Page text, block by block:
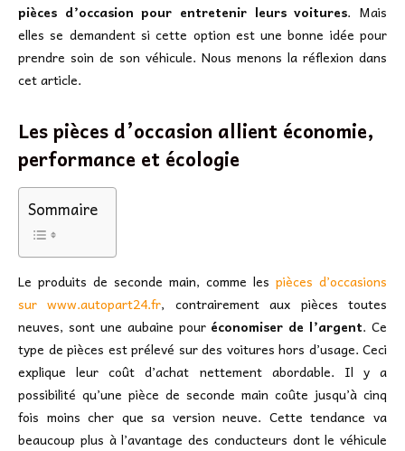
pièces d’occasion pour entretenir leurs voitures. Mais
elles se demandent si cette option est une bonne idée pour
prendre soin de son véhicule. Nous menons la réflexion dans
cet article.
Les pièces d’occasion allient économie,
performance et écologie
Sommaire
Le produits de seconde main, comme les pièces d’occasions
sur www.autopart24.fr, contrairement aux pièces toutes
neuves, sont une aubaine pour économiser de l’argent. Ce
type de pièces est prélevé sur des voitures hors d’usage. Ceci
explique leur coût d’achat nettement abordable. Il y a
possibilité qu’une pièce de seconde main coûte jusqu’à cinq
fois moins cher que sa version neuve. Cette tendance va
beaucoup plus à l’avantage des conducteurs dont le véhicule